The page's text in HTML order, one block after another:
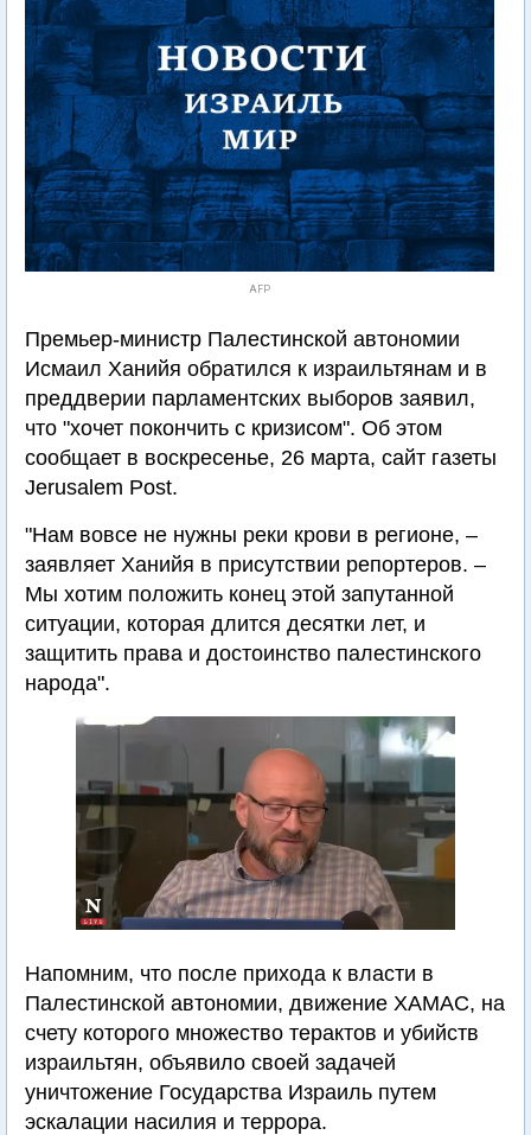
AFP
Премьер-министр Палестинской автономии
Исмаил Ханийя обратился к израильтянам и в
преддверии парламентских выборов заявил,
что "хочет покончить с кризисом". Об этом
сообщает в воскресенье, 26 марта, сайт газеты
Jerusalem Post.
"Нам вовсе не нужны реки крови в регионе, –
заявляет Ханийя в присутствии репортеров. –
Мы хотим положить конец этой запутанной
ситуации, которая длится десятки лет, и
защитить права и достоинство палестинского
народа".
Напомним, что после прихода к власти в
Палестинской автономии, движение ХАМАС, на
счету которого множество терактов и убийств
израильтян, объявило своей задачей
уничтожение Государства Израиль путем
эскалации насилия и террора.